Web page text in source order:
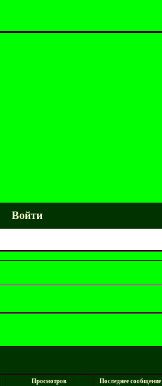
Войти
Просмотров Последнее сообщение